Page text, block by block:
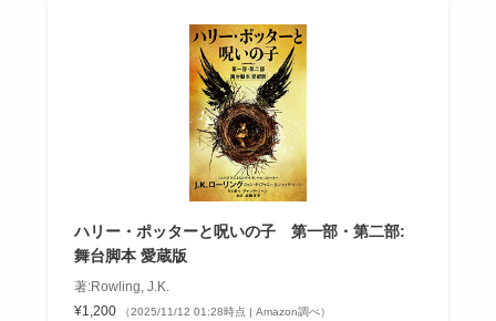
ハリー・ポッターと呪いの子 第一部・第二部:
舞台脚本 愛蔵版
著:Rowling, J.K.
¥1,200
（2025/11/12 01:28時点 | Amazon調べ）